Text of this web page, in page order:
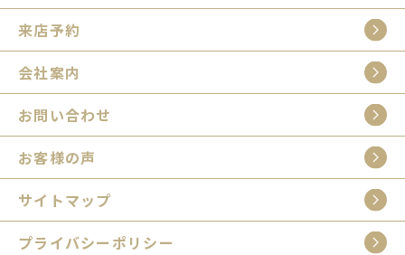
来店予約
会社案内
お問い合わせ
お客様の声
サイトマップ
プライバシーポリシー